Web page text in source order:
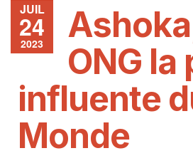
JUIL
24
2023
ONG la
influente
Monde